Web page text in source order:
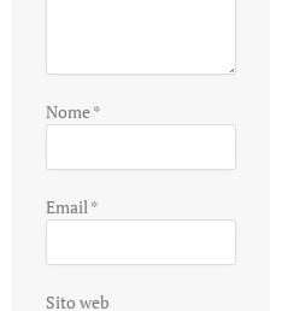
Nome*
Email*
Sito web